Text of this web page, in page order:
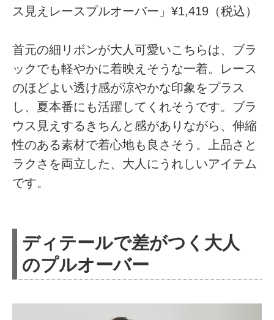
ス見えレースプルオーバー」¥1,419（税込）
首元の細リボンが大人可愛いこちらは、ブラ
ックでも軽やかに着映えそうな一着。レース
のほどよい透け感が涼やかな印象をプラス
し、夏本番にも活躍してくれそうです。ブラ
ウス見えするきちんと感がありながら、伸縮
性のある素材で着心地も良さそう。上品さと
ラクさを両立した、大人にうれしいアイテム
です。
ディテールで差がつく大人
のプルオーバー